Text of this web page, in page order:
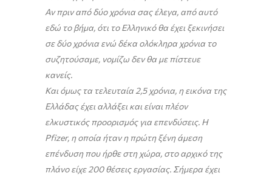
Αν πριν από δύο χρόνια σας έλεγα, από αυτό
εδώ το βήμα, ότι το Ελληνικό θα έχει ξεκινήσει
σε δύο χρόνια ενώ δέκα ολόκληρα χρόνια το
συζητούσαμε, νομίζω δεν θα με πίστευε
κανείς.
Και όμως τα τελευταία 2,5 χρόνια, η εικόνα της
Ελλάδας έχει αλλάξει και είναι πλέον
ελκυστικός προορισμός για επενδύσεις. Η
Pfizer, η οποία ήταν η πρώτη ξένη άμεση
επένδυση που ήρθε στη χώρα, στο αρχικό της
πλάνο είχε 200 θέσεις εργασίας. Σήμερα έχει